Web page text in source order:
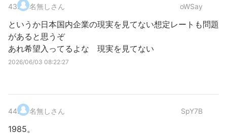
43. 名無しさん oWSay
というか日本国内企業の現実を見てない想定レートも問題
があると思うぞ
あれ希望入ってるよな 現実を見てない
2026/06/03 08:22:27
44. 名無しさん SpY7B
1985。